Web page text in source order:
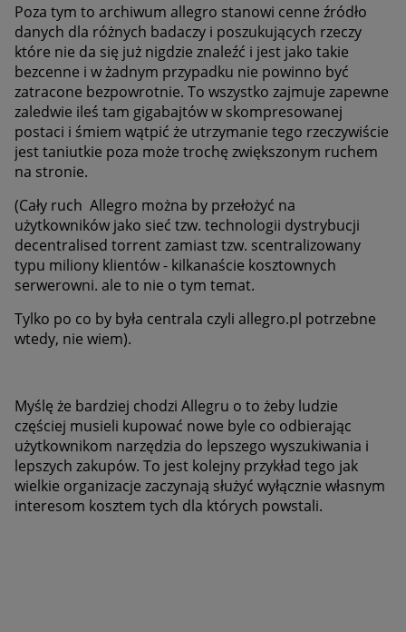
Poza tym to archiwum allegro stanowi cenne źródło
danych dla różnych badaczy i poszukujących rzeczy
które nie da się już nigdzie znaleźć i jest jako takie
bezcenne i w żadnym przypadku nie powinno być
zatracone bezpowrotnie. To wszystko zajmuje zapewne
zaledwie ileś tam gigabajtów w skompresowanej
postaci i śmiem wątpić że utrzymanie tego rzeczywiście
jest taniutkie poza może trochę zwiększonym ruchem
na stronie.
(Cały ruch Allegro można by przełożyć na
użytkowników jako sieć tzw. technologii dystrybucji
decentralised torrent zamiast tzw. scentralizowany
typu miliony klientów - kilkanaście kosztownych
serwerowni. ale to nie o tym temat.
Tylko po co by była centrala czyli allegro.pl potrzebne
wtedy, nie wiem).
Myślę że bardziej chodzi Allegru o to żeby ludzie
częściej musieli kupować nowe byle co odbierając
użytkownikom narzędzia do lepszego wyszukiwania i
lepszych zakupów. To jest kolejny przykład tego jak
wielkie organizacje zaczynają służyć wyłącznie własnym
interesom kosztem tych dla których powstali.